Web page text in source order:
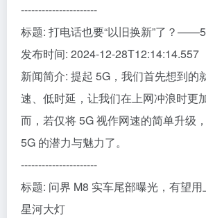
----------------------
标题: 打电话也要“以旧换新”了？
发布时间: 2024-12-28T12:14:14.557
新闻简介: 提起 5G，我们首先想到
速、低时延，让我们在上网冲浪时更
而，若仅将 5G 视作网速的简单升级
5G 的潜力与魅力了。
----------------------
标题: 问界 M8 实车尾部曝光，有望用
星河大灯